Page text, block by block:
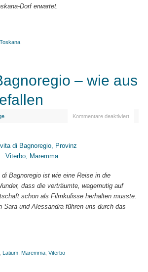
Dorf erwartet.
Toskana
– wie aus
Kommentare deaktiviert
Bagnoregio ist wie eine Reise in die
dass die verträumte, wagemutig auf
schon als Filmkulisse herhalten musste.
Sara und Alessandra führen uns durch das
Latium, Maremma, Viterbo